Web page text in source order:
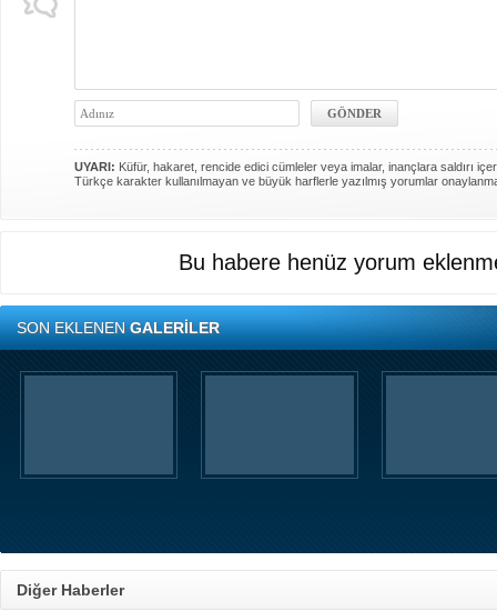
UYARI: Küfür, hakaret, rencide edici cümleler veya imalar, inançlara saldırı
Türkçe karakter kullanılmayan ve büyük harflerle yazılmış yorumlar
Bu habere henüz yorum
SON EKLENENGALERİLER
Diğer Haberler